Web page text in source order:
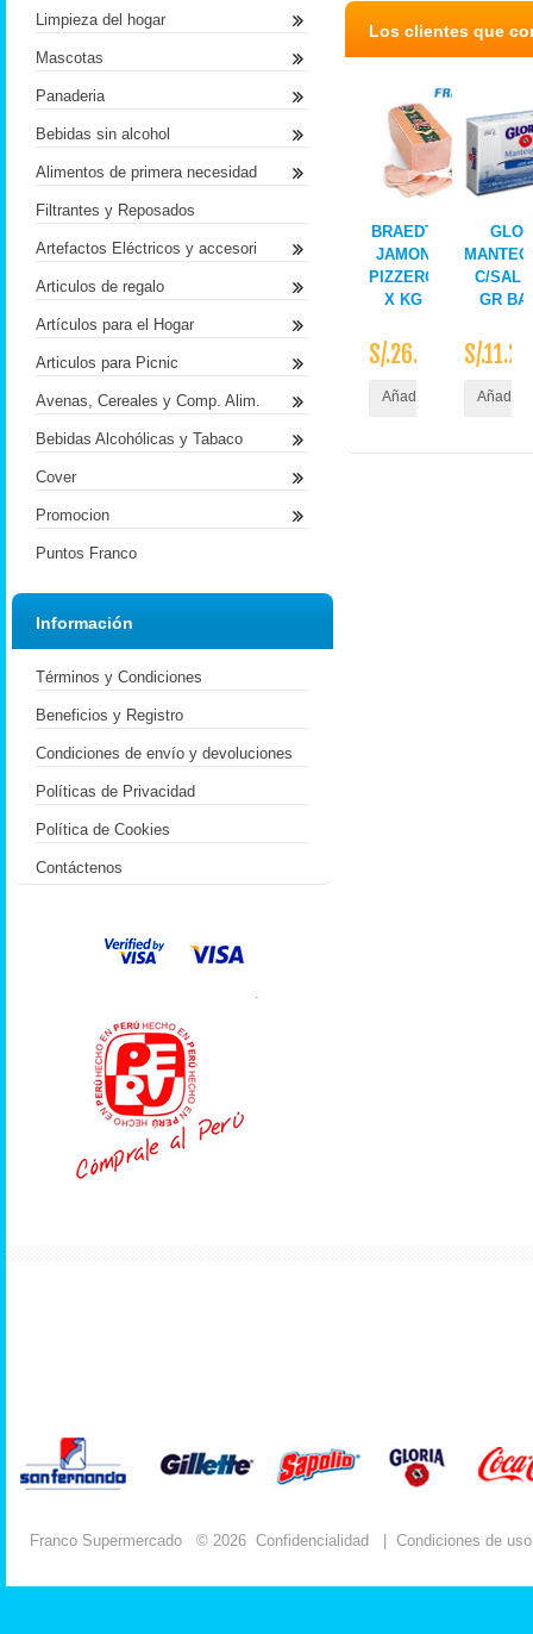
Los clientes que
BRAEDT
JAMON
PIZZERO
X KG
S/.26.90
Añadir al Carrito
C/SAL
GR
S/.11.20
Añadir
Limpieza del hogar
Mascotas
Panaderia
Bebidas sin alcohol
Alimentos de primera necesidad
Filtrantes y Reposados
Artefactos Eléctricos y accesori
Articulos de regalo
Artículos para el Hogar
Articulos para Picnic
Avenas, Cereales y Comp. Alim.
Bebidas Alcohólicas y Tabaco
Cover
Promocion
Puntos Franco
Información
Términos y Condiciones
Beneficios y Registro
Condiciones de envío y devoluciones
Políticas de Privacidad
Política de Cookies
Contáctenos
.
Franco Supermercado © 2026 Confidencialidad Condiciones de uso